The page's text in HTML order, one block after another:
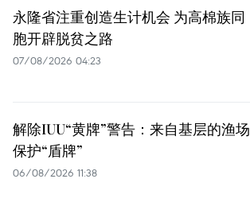
永隆省注重创造生计机会 为高棉族同
胞开辟脱贫之路
07/08/2026 04:23
解除IUU“黄牌”警告：来自基层的渔场
保护“盾牌”
06/08/2026 11:38